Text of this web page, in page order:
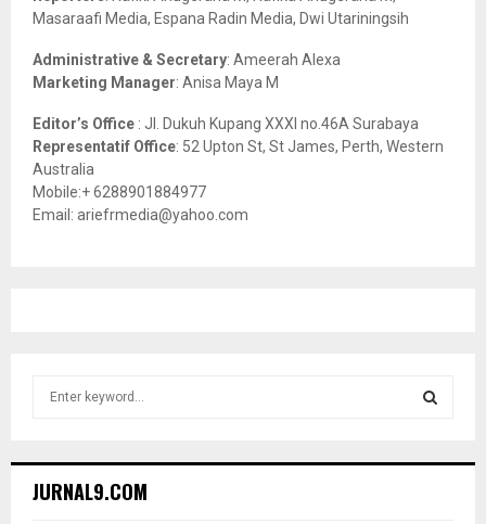
Masaraafi Media, Espana Radin Media, Dwi Utariningsih
Administrative & Secretary: Ameerah Alexa
Marketing Manager: Anisa Maya M
Editor’s Office : Jl. Dukuh Kupang XXXI no.46A Surabaya
Representatif Office: 52 Upton St, St James, Perth, Western
Australia
Mobile:+ 6288901884977
Email: ariefrmedia@yahoo.com
h
JURNAL9.COM